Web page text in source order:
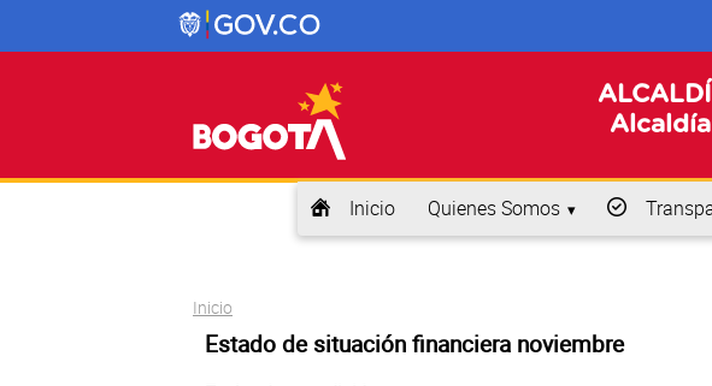
Inicio Quienes Somos
Usted está aquí
Inicio
Estado de situación financiera noviembre